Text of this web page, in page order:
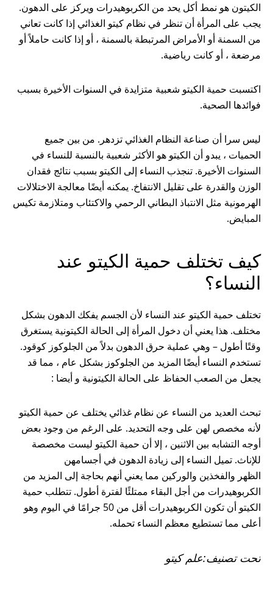
الكيتون هو نمط أكل يحد من الكربوهيدرات ويركز على الدهون.
يجب على المرأة أن تنظر في نظام كيتو الغذائي إذا كانت تعاني
من السمنة أو الأمراض المرتبطة بالسمنة ، أو إذا كانت حاملاً أو
مرضعة ، أو كانت رياضية.
اكتسبت حمية الكيتو شعبية متزايدة في السنوات الأخيرة بسبب
فوائدها الصحية.
ليس سرا أن صناعة النظام الغذائي تزدهر. من بين جميع
الحميات ، يبدو أن الكيتو هو الأكثر شعبية بالنسبة للنساء في
السنوات الأخيرة. تنجذب النساء إلى الكيتو بسبب نتائج فقدان
الوزن والقدرة على تقليل الانتفاخ. يمكنه أيضًا معالجة الاختلالات
الهرمونية مثل الانتباذ البطاني الرحمي والاكتئاب ومتلازمة تكيس
المبايض.
كيف تختلف حمية الكيتو عند
النساء؟
تختلف حمية الكيتو عند النساء لأن الجسم يفكك الدهون بشكل
مختلف. هذا يعني أن دخول المرأة إلى الحالة الكيتونية يستغرق
وقتًا أطول – وهي عملية حرق الدهون بدلاً من الجلوكوز كوقود.
تستخدم النساء أيضًا المزيد من الجلوكوز بشكل عام ، مما قد
يجعل من الصعب الحفاظ على الحالة الكيتونية و أيضا :
تبحث العديد من النساء عن نظام غذائي يختلف عن حمية الكيتو
لأنه مخصص لهن على وجه التحديد. على الرغم من وجود بعض
أوجه التشابه بين الاثنين ، إلا أن حمية الكيتو ليست مخصصة
للإناث. تميل النساء إلى زيادة الدهون في أجسامهن
الظهر والفخذين والوركين مما يعني أنهم بحاجة إلى المزيد من
الكربوهيدرات من أجل البقاء ممتلئًا لفترة أطول. تتطلب حمية
الكيتو أن تكون الكربوهيدرات أقل من 50 جرامًا في اليوم وهو
أعلى مما تستطيع معظم النساء تحمله.
تحت تصنيف:علم كيتو